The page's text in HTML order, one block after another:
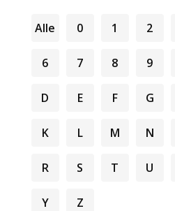
Alle 0 1 2
6 7 8 9
D E F G
K L M N
R S T U
Y Z